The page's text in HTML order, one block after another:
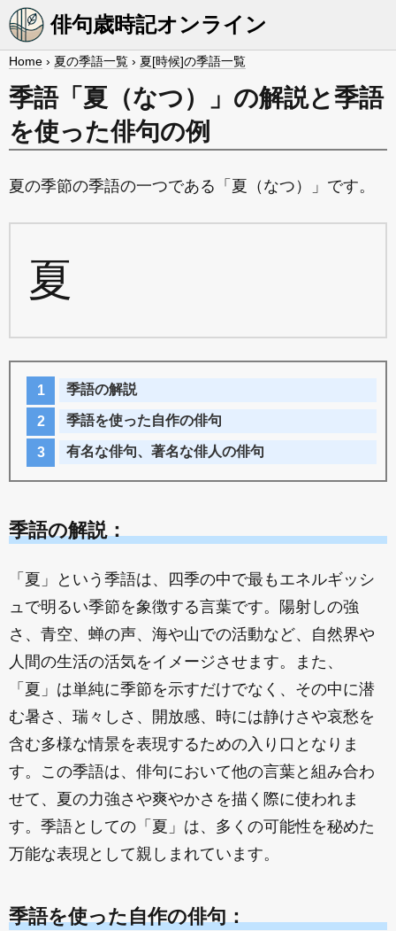
俳句歳時記オンライン
Home › 夏の季語一覧 › 夏[時候]の季語一覧
季語「夏（なつ）」の解説と季語
を使った俳句の例
夏の季節の季語の一つである「夏（なつ）」です。
夏
季語の解説
季語を使った自作の俳句
有名な俳句、著名な俳人の俳句
季語の解説：
「夏」という季語は、四季の中で最もエネルギッシ
ュで明るい季節を象徴する言葉です。陽射しの強
さ、青空、蝉の声、海や山での活動など、自然界や
人間の生活の活気をイメージさせます。また、
「夏」は単純に季節を示すだけでなく、その中に潜
む暑さ、瑞々しさ、開放感、時には静けさや哀愁を
含む多様な情景を表現するための入り口となりま
す。この季語は、俳句において他の言葉と組み合わ
せて、夏の力強さや爽やかさを描く際に使われま
す。季語としての「夏」は、多くの可能性を秘めた
万能な表現として親しまれています。
季語を使った自作の俳句：